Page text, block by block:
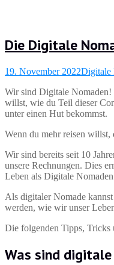
Die Digitale
19. November 2022Digitale
Wir sind Digitale Nomaden!
willst, wie du Teil dieser
unter einen Hut bekommst.
Wenn du mehr reisen
Wir sind bereits seit 10
unsere Rechnungen. Dies
Leben als Digitale
Als digitaler Nomade
werden, wie wir unser
Die folgenden Tipps,
Was sind digitale